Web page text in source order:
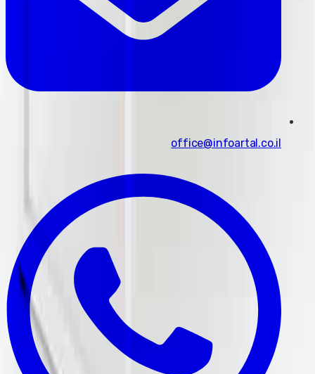
office@infoartal.co.il